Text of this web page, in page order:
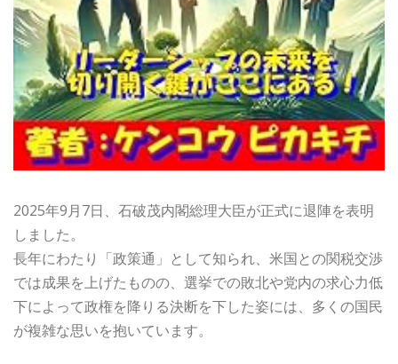
2025年9月7日、石破茂内閣総理大臣が正式に退陣を表明
しました。
長年にわたり「政策通」として知られ、米国との関税交渉
では成果を上げたものの、選挙での敗北や党内の求心力低
下によって政権を降りる決断を下した姿には、多くの国民
が複雑な思いを抱いています。